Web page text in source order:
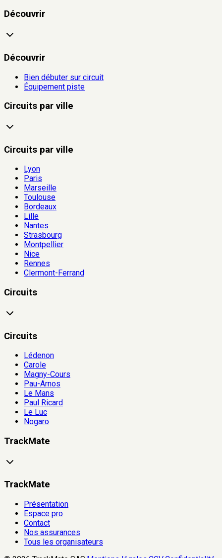
Découvrir
Découvrir
Bien débuter sur circuit
Équipement piste
Circuits par ville
Circuits par ville
Lyon
Paris
Marseille
Toulouse
Bordeaux
Lille
Nantes
Strasbourg
Montpellier
Nice
Rennes
Clermont-Ferrand
Circuits
Circuits
Lédenon
Carole
Magny-Cours
Pau-Arnos
Le Mans
Paul Ricard
Le Luc
Nogaro
TrackMate
TrackMate
Présentation
Espace pro
Contact
Nos assurances
Tous les organisateurs